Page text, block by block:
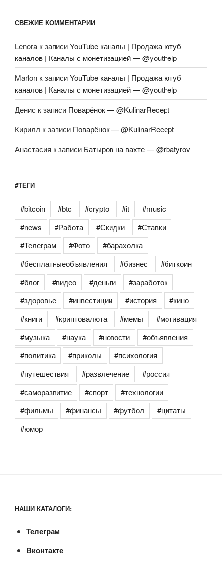
СВЕЖИЕ КОММЕНТАРИИ
Lenora к записиYouTube каналы | Продажа ютуб
каналов | Каналы с монетизацией — @youthelp
Marlon к записиYouTube каналы | Продажа ютуб
каналов | Каналы с монетизацией — @youthelp
Денис к записи Поварёнок — @KulinarRecept
Кирилл к записи Поварёнок — @KulinarRecept
Анастасия к записи Батыров на вахте — @rbatyrov
#ТЕГИ
#bitcoin #btc #crypto #it
#music
#news
#Работа #Скидки
#Ставки
#Телеграм
#Фото
#барахолка
#бесплатныеобъявления
#бизнес
#биткоин
#блог
#видео #деньги
#заработок
#здоровье
#инвестиции #история
#кино
#книги
#криптовалюта #мемы
#мотивация
#музыка
#наука #новости
#объявления
#политика
#приколы
#психология
#путешествия
#развлечение
#россия
#саморазвитие
#спорт
#технологии
#фильмы
#финансы #футбол
#цитаты
#юмор
НАШИ КАТАЛОГИ:
Телеграм
Вконтакте